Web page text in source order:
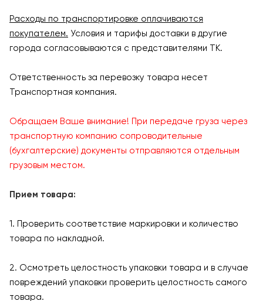
Расходы по транспортировке оплачиваются
покупателем. Условия и тарифы доставки в другие
города согласовываются с представителями ТК.
Ответственность за перевозку товара несет
Транспортная компания.
Обращаем Ваше внимание! При передаче груза через
транспортную компанию сопроводительные
(бухгалтерские) документы отправляются отдельным
грузовым местом.
Прием товара:
1. Проверить соответствие маркировки и количество
товара по накладной.
2. Осмотреть целостность упаковки товара и в случае
повреждений упаковки проверить целостность самого
товара.